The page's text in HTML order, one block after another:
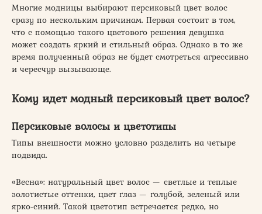
Многие модницы выбирают персиковый цвет волос
сразу по нескольким причинам. Первая состоит в том,
что с помощью такого цветового решения девушка
может создать яркий и стильный образ. Однако в то же
время полученный образ не будет смотреться агрессивно
и чересчур вызывающе.
Кому идет модный персиковый цвет волос?
Персиковые волосы и цветотипы
Типы внешности можно условно разделить на четыре
подвида.
«Весна»: натуральный цвет волос — светлые и теплые
золотистые оттенки, цвет глаз — голубой, зеленый или
ярко-синий. Такой цветотип встречается редко, но